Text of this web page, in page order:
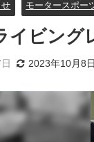
せ モータースポー
イビング
2023年10月8日